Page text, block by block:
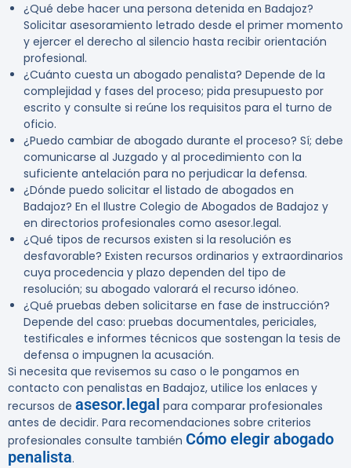
¿Qué debe hacer una persona detenida en Badajoz?
Solicitar asesoramiento letrado desde el primer momento
y ejercer el derecho al silencio hasta recibir orientación
profesional.
¿Cuánto cuesta un abogado penalista? Depende de la
complejidad y fases del proceso; pida presupuesto por
escrito y consulte si reúne los requisitos para el turno de
oficio.
¿Puedo cambiar de abogado durante el proceso? Sí; debe
comunicarse al Juzgado y al procedimiento con la
suficiente antelación para no perjudicar la defensa.
¿Dónde puedo solicitar el listado de abogados en
Badajoz? En el Ilustre Colegio de Abogados de Badajoz y
en directorios profesionales como asesor.legal.
¿Qué tipos de recursos existen si la resolución es
desfavorable? Existen recursos ordinarios y extraordinarios
cuya procedencia y plazo dependen del tipo de
resolución; su abogado valorará el recurso idóneo.
¿Qué pruebas deben solicitarse en fase de instrucción?
Depende del caso: pruebas documentales, periciales,
testificales e informes técnicos que sostengan la tesis de
defensa o impugnen la acusación.
Si necesita que revisemos su caso o le pongamos en
contacto con penalistas en Badajoz, utilice los enlaces y
recursos de asesor.legal para comparar profesionales
antes de decidir. Para recomendaciones sobre criterios
profesionales consulte también Cómo elegir abogado
penalista.